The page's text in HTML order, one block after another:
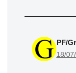
PF/
18/